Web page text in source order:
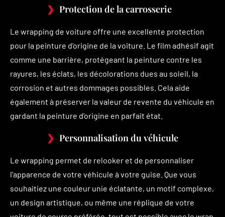
Protection de la carrosserie
Le wrapping de voiture offre une excellente protection
pour la peinture d’origine de la voiture. Le film adhésif agit
comme une barrière, protégeant la peinture contre les
rayures, les éclats, les décolorations dues au soleil, la
corrosion et autres dommages possibles. Cela aide
également à préserver la valeur de revente du véhicule en
gardant la peinture d’origine en parfait état.
Personnalisation du véhicule
Le wrapping permet de relooker et de personnaliser
l’apparence de votre véhicule à votre guise. Que vous
souhaitiez une couleur unie éclatante, un motif complexe,
un design artistique, ou même une réplique de votre